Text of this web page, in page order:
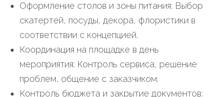
Оформление столов и зоны питания: Выбор
скатертей, посуды, декора, флористики в
соответствии с концепцией.
Координация на площадке в день
мероприятия: Контроль сервиса, решение
проблем, общение с заказчиком.
Контроль бюджета и закрытие документов: